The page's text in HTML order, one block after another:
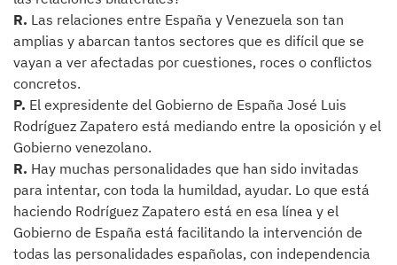
R. Las relaciones entre España y Venezuela son tan
amplias y abarcan tantos sectores que es difícil que se
vayan a ver afectadas por cuestiones, roces o conflictos
concretos.
P. El expresidente del Gobierno de España José Luis
Rodríguez Zapatero está mediando entre la oposición y el
Gobierno venezolano.
R. Hay muchas personalidades que han sido invitadas
para intentar, con toda la humildad, ayudar. Lo que está
haciendo Rodríguez Zapatero está en esa línea y el
Gobierno de España está facilitando la intervención de
todas las personalidades españolas, con independencia